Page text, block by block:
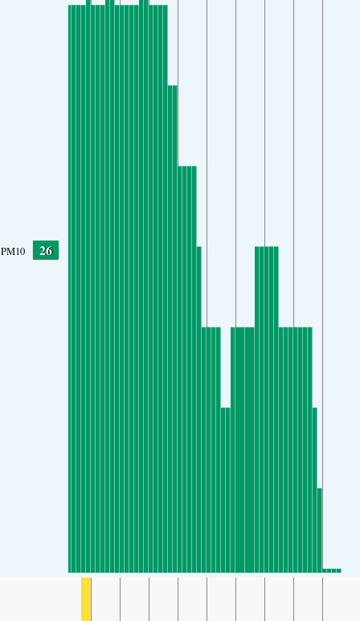
PM10 26